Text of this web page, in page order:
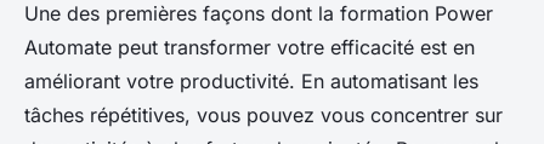
Une des premières façons dont la formation Power
Automate peut transformer votre efficacité est en
améliorant votre productivité. En automatisant les
tâches répétitives, vous pouvez vous concentrer sur